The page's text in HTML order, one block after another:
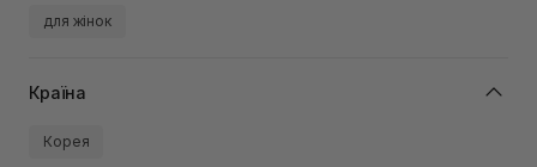
для жінок
Країна
Корея